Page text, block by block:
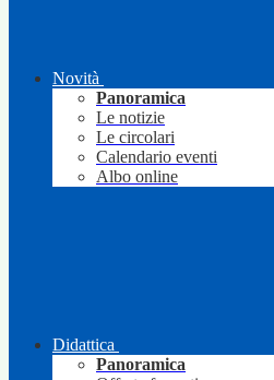
Novità
Panoramica
Le notizie
Le circolari
Calendario eventi
Albo online
Didattica
Panoramica